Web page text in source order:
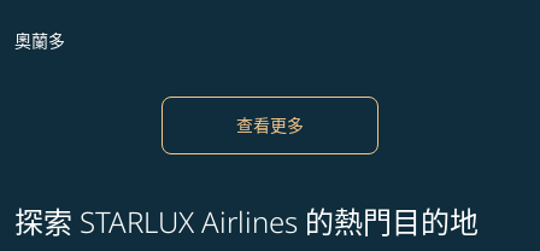
奧蘭多
查看更多
探索 STARLUX Airlines 的熱門目的地